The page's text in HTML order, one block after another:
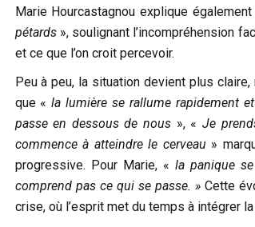
Marie Hourcastagnou explique également
pétards», soulignant l’incompréhension
et ce que l’on croit percevoir.
Peu à peu, la situation devient plus
que «la lumière se rallume rapidement
passe en dessous de nous », «Je
commence à atteindre le cerveau »
progressive. Pour Marie, « la panique
comprend pas ce qui se passe. » Cette
crise, où l’esprit met du temps à intégrer